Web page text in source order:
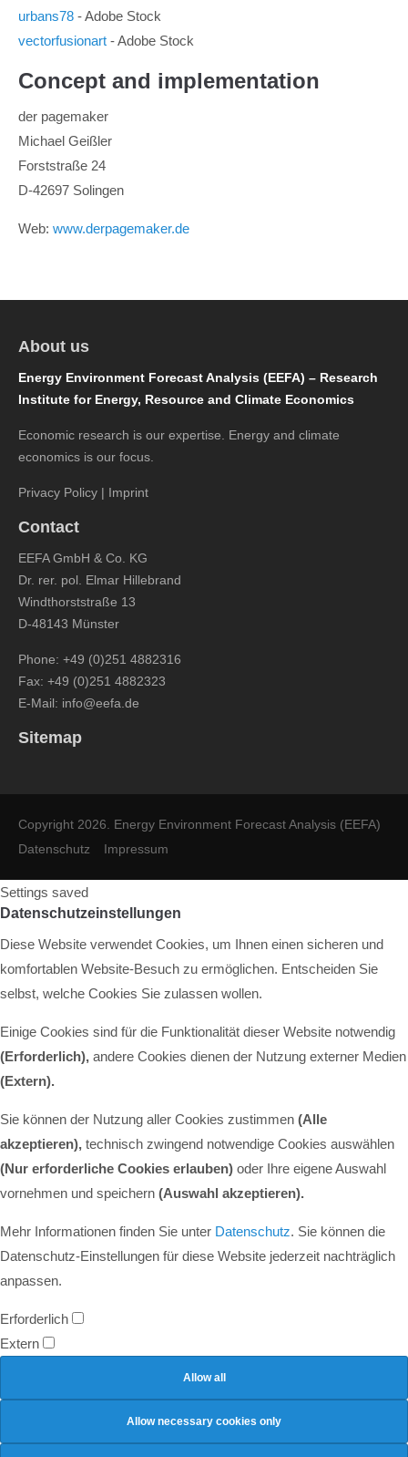
urbans78 - Adobe Stock
vectorfusionart - Adobe Stock
Concept and implementation
der pagemaker
Michael Geißler
Forststraße 24
D-42697 Solingen
Web: www.derpagemaker.de
About us
Energy Environment Forecast Analysis (EEFA) – Research
Institute for Energy, Resource and Climate Economics
Economic research is our expertise. Energy and climate
economics is our focus.
Privacy Policy | Imprint
Contact
EEFA GmbH & Co. KG
Dr. rer. pol. Elmar Hillebrand
Windthorststraße 13
D-48143 Münster
Phone: +49 (0)251 4882316
Fax: +49 (0)251 4882323
E-Mail: info@eefa.de
Sitemap
Copyright 2026. Energy Environment Forecast Analysis (EEFA)
Datenschutz
Impressum
Settings saved
Datenschutzeinstellungen
Diese Website verwendet Cookies, um Ihnen einen sicheren und
komfortablen Website-Besuch zu ermöglichen. Entscheiden Sie
selbst, welche Cookies Sie zulassen wollen.
Einige Cookies sind für die Funktionalität dieser Website notwendig
(Erforderlich), andere Cookies dienen der Nutzung externer Medien
(Extern).
Sie können der Nutzung aller Cookies zustimmen (Alle
akzeptieren), technisch zwingend notwendige Cookies auswählen
(Nur erforderliche Cookies erlauben) oder Ihre eigene Auswahl
vornehmen und speichern (Auswahl akzeptieren).
Mehr Informationen finden Sie unter Datenschutz. Sie können die
Datenschutz-Einstellungen für diese Website jederzeit nachträglich
anpassen.
Erforderlich
Extern